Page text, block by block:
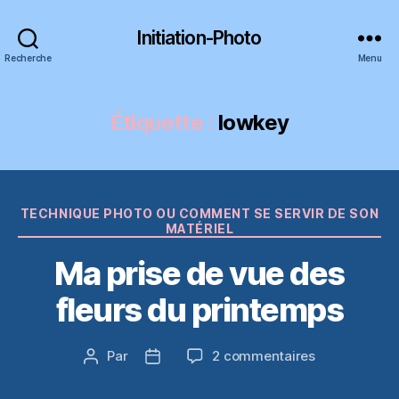
Recherche
Initiation-Photo
Menu
Étiquette : lowkey
Catégories
TECHNIQUE PHOTO OU COMMENT SE SERVIR DE SON
MATÉRIEL
Ma prise de vue des
fleurs du printemps
Auteur
Par
Date
2 commentairessur